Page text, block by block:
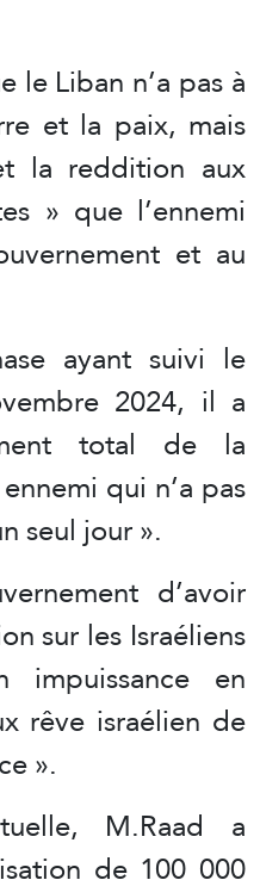
le Liban n’a pas à
et la paix, mais
la reddition aux
» que l’ennemi
et au
ayant suivi le
2024, il a
total de la
qui n’a pas
seul jour ».
d’avoir
sur les Israéliens
en
rêve israélien de
».
M.Raad a
de 100 000